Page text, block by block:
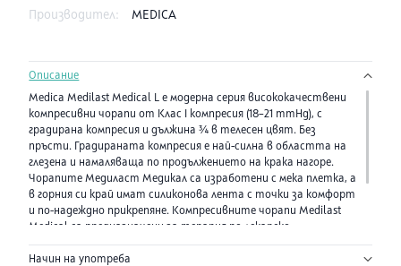
Производител: MEDICA
Описание
Medica Medilast Medical L е модерна серия висококачествени
компресивни чорапи от Клас I компресия (18–21 mmHg), с
градирана компресия и дължина ¾ в телесен цвят. Без
пръсти. Градираната компресия е най-силна в областта на
глезена и намаляваща по продължението на крака нагоре.
Чорапите Медиласт Медикал са изработени с мека плетка, а
в горния си край имат силиконова лента с точки за комфорт
и по-надеждно прикрепяне. Компресивните чорапи Medilast
Medical са предназначени за терапия по лекарско
предписание с цел подобряване на венозното
кръвообращение по посока от долните крайници към
Начин на употреба